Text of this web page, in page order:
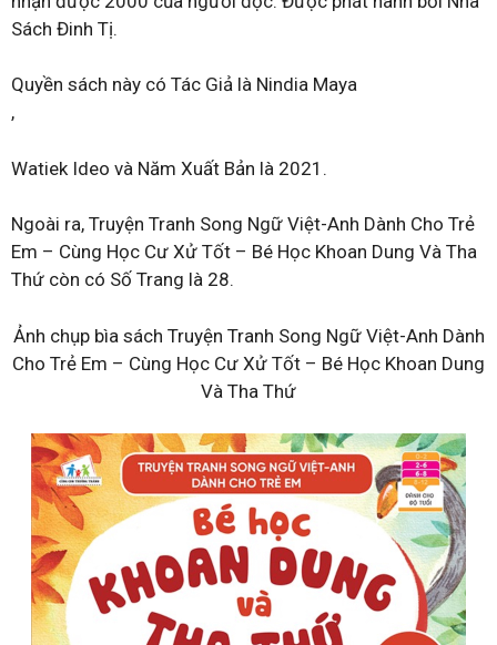
Sách Đinh Tị.
Quyền sách này có Tác Giả là Nindia Maya
,
Watiek Ideo và Năm Xuất Bản là 2021.
Ngoài ra, Truyện Tranh Song Ngữ Việt-Anh Dành Cho Trẻ
Em – Cùng Học Cư Xử Tốt – Bé Học Khoan Dung Và Tha
Thứ còn có Số Trang là 28.
Ảnh chụp bìa sách Truyện Tranh Song Ngữ Việt-Anh Dành
Cho Trẻ Em – Cùng Học Cư Xử Tốt – Bé Học Khoan Dung
Và Tha Thứ